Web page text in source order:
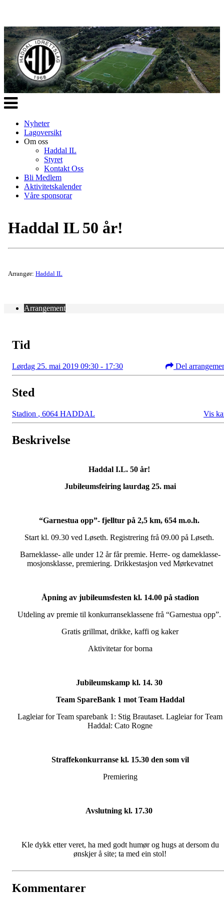
Veksle
navigasjon
Nyheter
Lagoversikt
Om oss
Haddal IL
Styret
Kontakt Oss
Bli Medlem
Aktivitetskalender
Våre sponsorar
Haddal IL 50 år!
Arrangør: Haddal IL
Arrangement
Tid
Lørdag 25. mai 2019 09:30 - 17:30 Del
Sted
Stadion , 6064 HADDAL Vis
Beskrivelse
Haddal I.L. 50 år!
Jubileumsfeiring laurdag 25. mai
“Garnestua opp”- fjelltur på 2,5 km, 654 m.o.h.
Start kl. 09.30 ved Løseth. Registrering frå 09.00 på Løseth.
Barneklasse- alle under 12 år får premie. Herre- og dameklasse-
mosjonsklasse, premiering. Drikkestasjon ved Mørkevatnet
Åpning av jubileumsfesten kl. 14.00 på stadion
Utdeling av premie til konkurranseklassene frå “Garnestua opp”.
Gratis grillmat, drikke, kaffi og kaker
Aktivitetar for borna
Jubileumskamp kl. 14. 30
Team SpareBank 1 mot Team Haddal
Lagleiar for Team sparebank 1: Stig Brautaset. Lagleiar for Team
Haddal: Cato Rogne
Straffekonkurranse kl. 15.30 den som vil
Premiering
Avslutning kl. 17.30
Kle dykk etter veret, ha med godt humør og hugs at dersom du
ønskjer å site; ta med ein stol!
Kommentarer